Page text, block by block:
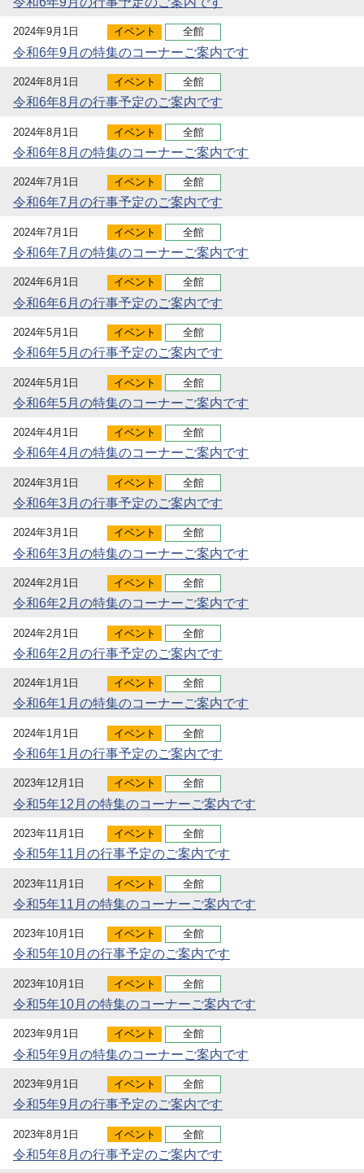
2024年9月1日 イベント 全館
令和6年9月の特集のコーナーご案内です
2024年8月1日 イベント 全館
令和6年8月の行事予定のご案内です
2024年8月1日 イベント 全館
令和6年8月の特集のコーナーご案内です
2024年7月1日 イベント 全館
令和6年7月の行事予定のご案内です
2024年7月1日 イベント 全館
令和6年7月の特集のコーナーご案内です
2024年6月1日 イベント 全館
令和6年6月の行事予定のご案内です
2024年5月1日 イベント 全館
令和6年5月の行事予定のご案内です
2024年5月1日 イベント 全館
令和6年5月の特集のコーナーご案内です
2024年4月1日 イベント 全館
令和6年4月の特集のコーナーご案内です
2024年3月1日 イベント 全館
令和6年3月の行事予定のご案内です
2024年3月1日 イベント 全館
令和6年3月の特集のコーナーご案内です
2024年2月1日 イベント 全館
令和6年2月の特集のコーナーご案内です
2024年2月1日 イベント 全館
令和6年2月の行事予定のご案内です
2024年1月1日 イベント 全館
令和6年1月の特集のコーナーご案内です
2024年1月1日 イベント 全館
令和6年1月の行事予定のご案内です
2023年12月1日 イベント 全館
令和5年12月の特集のコーナーご案内です
2023年11月1日 イベント 全館
令和5年11月の行事予定のご案内です
2023年11月1日 イベント 全館
令和5年11月の特集のコーナーご案内です
2023年10月1日 イベント 全館
令和5年10月の行事予定のご案内です
2023年10月1日 イベント 全館
令和5年10月の特集のコーナーご案内です
2023年9月1日 イベント 全館
令和5年9月の特集のコーナーご案内です
2023年9月1日 イベント 全館
令和5年9月の行事予定のご案内です
2023年8月1日 イベント 全館
令和5年8月の行事予定のご案内です